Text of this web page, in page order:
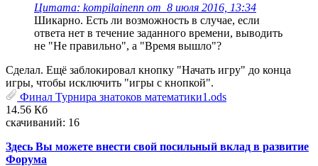
Цитата: kompilainenn от 8 июля 2016, 13:34
Шикарно. Есть ли возможность в случае, если
ответа нет в течение заданного времени, выводить
не "Не правильно", а "Время вышло"?
Сделал. Ещё заблокировал кнопку "Начать игру" до конца
игры, чтобы исключить "игры с кнопкой".
Финал Турнира знатоков математики1.ods
14.56 Кб
скачиваний: 16
Здесь Вы можете внести свой посильный вклад в развитие
Форума